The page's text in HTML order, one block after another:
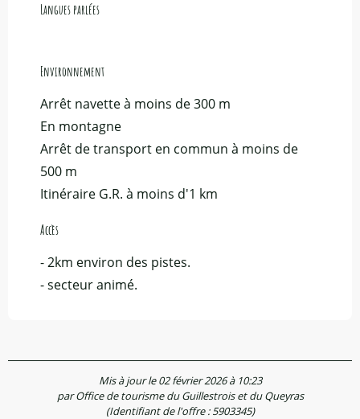
Langues parlées
Langues parlées
Environnement
Environnement
Arrêt navette à moins de 300 m
En montagne
Arrêt de transport en commun à moins de
500 m
Itinéraire G.R. à moins d'1 km
Accès
Accès
- 2km environ des pistes.
- secteur animé.
Mis à jour le 02 février 2026 à 10:23
par Office de tourisme du Guillestrois et du Queyras
(Identifiant de l'offre :5903345)